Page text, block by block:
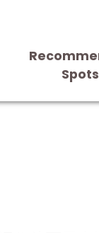
Spots